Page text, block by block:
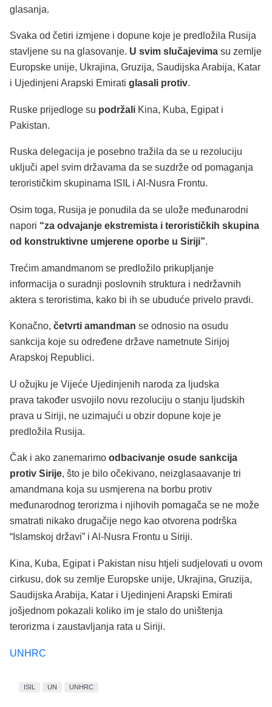
glasanja.
Svaka od četiri izmjene i dopune koje je predložila Rusija
stavljene su na glasovanje. U svim slučajevima su zemlje
Europske unije, Ukrajina, Gruzija, Saudijska Arabija, Katar
i Ujedinjeni Arapski Emirati glasali protiv.
Ruske prijedloge su podržali Kina, Kuba, Egipat i
Pakistan.
Ruska delegacija je posebno tražila da se u rezoluciju
uključi apel svim državama da se suzdrže od pomaganja
terorističkim skupinama ISIL i Al-Nusra Frontu.
Osim toga, Rusija je ponudila da se ulože međunarodni
napori “za odvajanje ekstremista i terorističkih skupina
od konstruktivne umjerene oporbe u Siriji”.
Trećim amandmanom se predložilo prikupljanje
informacija o suradnji poslovnih struktura i nedržavnih
aktera s ​​teroristima, kako bi ih se ubuduće privelo pravdi.
Konačno, četvrti amandman se odnosio na osudu
sankcija koje su određene države nametnute Sirijoj
Arapskoj Republici.
U ožujku je Vijeće Ujedinjenih naroda za ljudska
prava također usvojilo novu rezoluciju o stanju ljudskih
prava u Siriji, ne uzimajući u obzir dopune koje je
predložila Rusija.
Čak i ako zanemarimo odbacivanje osude sankcija
protiv Sirije, što je bilo očekivano, neizglasaavanje tri
amandmana koja su usmjerena na borbu protiv
međunarodnog terorizma i njihovih pomagača se ne može
smatrati nikako drugačije nego kao otvorena podrška
“Islamskoj državi” i Al-Nusra Frontu u Siriji.
Kina, Kuba, Egipat i Pakistan nisu htjeli sudjelovati u ovom
cirkusu, dok su zemlje Europske unije, Ukrajina, Gruzija,
Saudijska Arabija, Katar i Ujedinjeni Arapski Emirati
jošjednom pokazali koliko im je stalo do uništenja
terorizma i zaustavljanja rata u Siriji.
UNHRC
ISIL UN UNHRC